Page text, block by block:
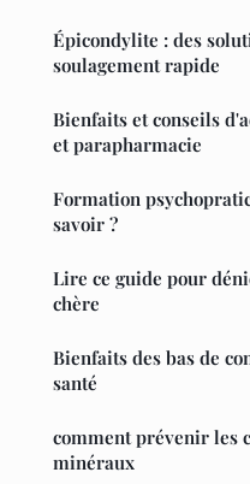
Épicondylite : des
soulagement rapide
Bienfaits et conseils
et parapharmacie
Formation
savoir ?
Lire ce guide pour
chère
Bienfaits des bas de
santé
comment prévenir les
minéraux